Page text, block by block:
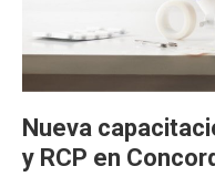
Nueva
y RCP en